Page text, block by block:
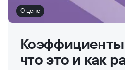
О цене
что это и как